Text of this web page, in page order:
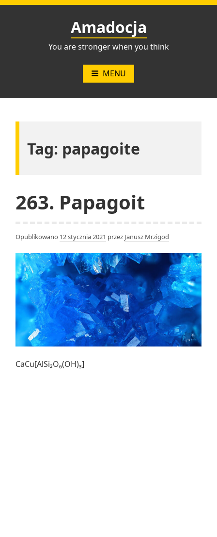
Przejdź
Amadocja
You are stronger when you think
MENU
Tag: papagoite
263. Papagoit
Opublikowano 12 stycznia 2021 przez Janusz Mrzigod
CaCu[AlSi₂O₆(OH)₃]